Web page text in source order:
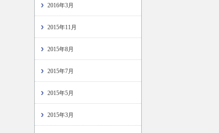
2016年3月
2015年11月
2015年8月
2015年7月
2015年5月
2015年3月